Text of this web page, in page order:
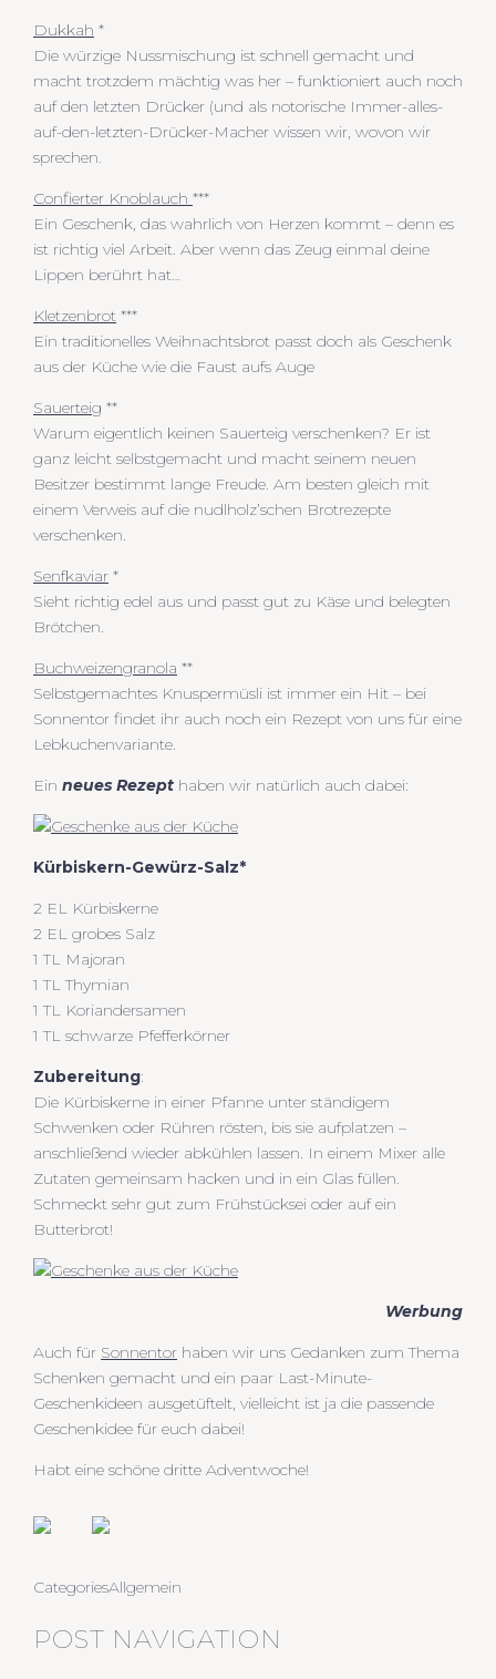
Dukkah *
Die würzige Nussmischung ist schnell gemacht und
macht trotzdem mächtig was her – funktioniert auch noch
auf den letzten Drücker (und als notorische Immer-alles-
auf-den-letzten-Drücker-Macher wissen wir, wovon wir
sprechen.
Confierter Knoblauch ***
Ein Geschenk, das wahrlich von Herzen kommt – denn es
ist richtig viel Arbeit. Aber wenn das Zeug einmal deine
Lippen berührt hat…
Kletzenbrot ***
Ein traditionelles Weihnachtsbrot passt doch als Geschenk
aus der Küche wie die Faust aufs Auge
Sauerteig **
Warum eigentlich keinen Sauerteig verschenken? Er ist
ganz leicht selbstgemacht und macht seinem neuen
Besitzer bestimmt lange Freude. Am besten gleich mit
einem Verweis auf die nudlholz’schen Brotrezepte
verschenken.
Senfkaviar *
Sieht richtig edel aus und passt gut zu Käse und belegten
Brötchen.
Buchweizengranola **
Selbstgemachtes Knuspermüsli ist immer ein Hit – bei
Sonnentor findet ihr auch noch ein Rezept von uns für eine
Lebkuchenvariante.
Ein neues Rezept haben wir natürlich auch dabei:
Kürbiskern-Gewürz-Salz*
2 EL Kürbiskerne
2 EL grobes Salz
1 TL Majoran
1 TL Thymian
1 TL Koriandersamen
1 TL schwarze Pfefferkörner
Zubereitung:
Die Kürbiskerne in einer Pfanne unter ständigem
Schwenken oder Rühren rösten, bis sie aufplatzen –
anschließend wieder abkühlen lassen. In einem Mixer alle
Zutaten gemeinsam hacken und in ein Glas füllen.
Schmeckt sehr gut zum Frühstücksei oder auf ein
Butterbrot!
Werbung
Auch für Sonnentor haben wir uns Gedanken zum Thema
Schenken gemacht und ein paar Last-Minute-
Geschenkideen ausgetüftelt, vielleicht ist ja die passende
Geschenkidee für euch dabei!
Habt eine schöne dritte Adventwoche!
CategoriesAllgemein
POST NAVIGATION